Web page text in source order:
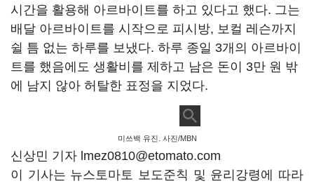
시간을 활용해 아르바이트를 하고 있다고 했다. 그는
배달 아르바이트를 시작으로 피시방, 보컬 레슨까지
쉴 틈 없는 하루를 보냈다. 하루 종일 3개의 아르바이
트를 했음에도 생활비를 제하고 남은 돈이 3만 원 밖
에 남지 않아 허탈한 표정을 지었다.
미쓰백 유진. 사진/MBN
신상민 기자 lmez0810@etomato.com
이 기사는 뉴스토마토 보도준칙 및 윤리강령에 따라